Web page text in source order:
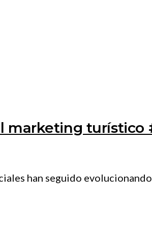
marketing turístico
han seguido